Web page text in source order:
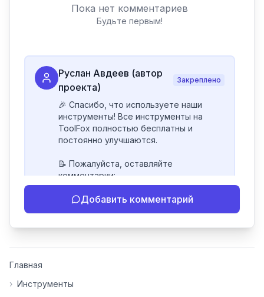
Пока нет комментариев
Будьте первым!
Руслан Авдеев (автор
проекта)
Закреплено
🎉 Спасибо, что используете наши
инструменты! Все инструменты на
ToolFox полностью бесплатны и
постоянно улучшаются.
📝 Пожалуйста, оставляйте
комментарии:
- Если инструмент работает
некорректно
инструменты нуждаются в доработке.
Добавить комментарий
Главная
› Инструменты